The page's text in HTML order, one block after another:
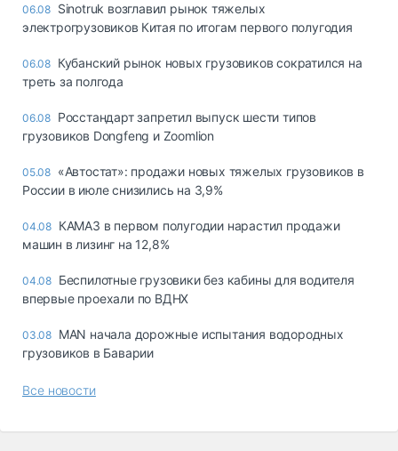
06.08 Sinotruk возглавил рынок тяжелых
электрогрузовиков Китая по итогам первого полугодия
06.08 Кубанский рынок новых грузовиков сократился на
треть за полгода
06.08 Росстандарт запретил выпуск шести типов
грузовиков Dongfeng и Zoomlion
05.08 «Автостат»: продажи новых тяжелых грузовиков в
России в июле снизились на 3,9%
04.08 КАМАЗ в первом полугодии нарастил продажи
машин в лизинг на 12,8%
04.08 Беспилотные грузовики без кабины для водителя
впервые проехали по ВДНХ
03.08 MAN начала дорожные испытания водородных
грузовиков в Баварии
Все новости